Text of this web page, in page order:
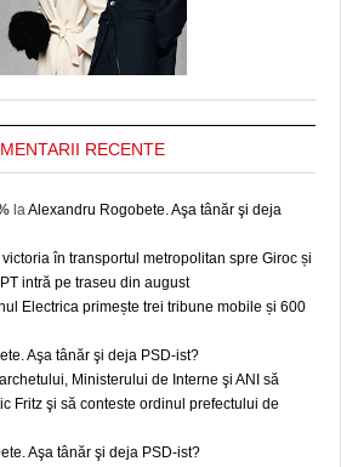
RECENTE
laAlexandru Rogobete. Aşa tânăr şi deja
în transportul metropolitan spre Giroc și
intră pe traseu din august
Electrica primește trei tribune mobile și 600
Aşa tânăr şi deja PSD-ist?
Ministerului de Interne şi ANI să
Fritz şi să conteste ordinul prefectului de
Aşa tânăr şi deja PSD-ist?